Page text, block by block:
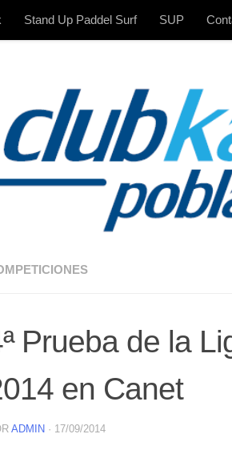
Stand Up Paddel Surf SUP
Prueba de la
en Canet
ADMIN · 17/09/2014